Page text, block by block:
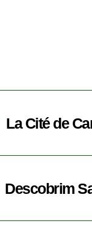
La Cité de
Descobrim